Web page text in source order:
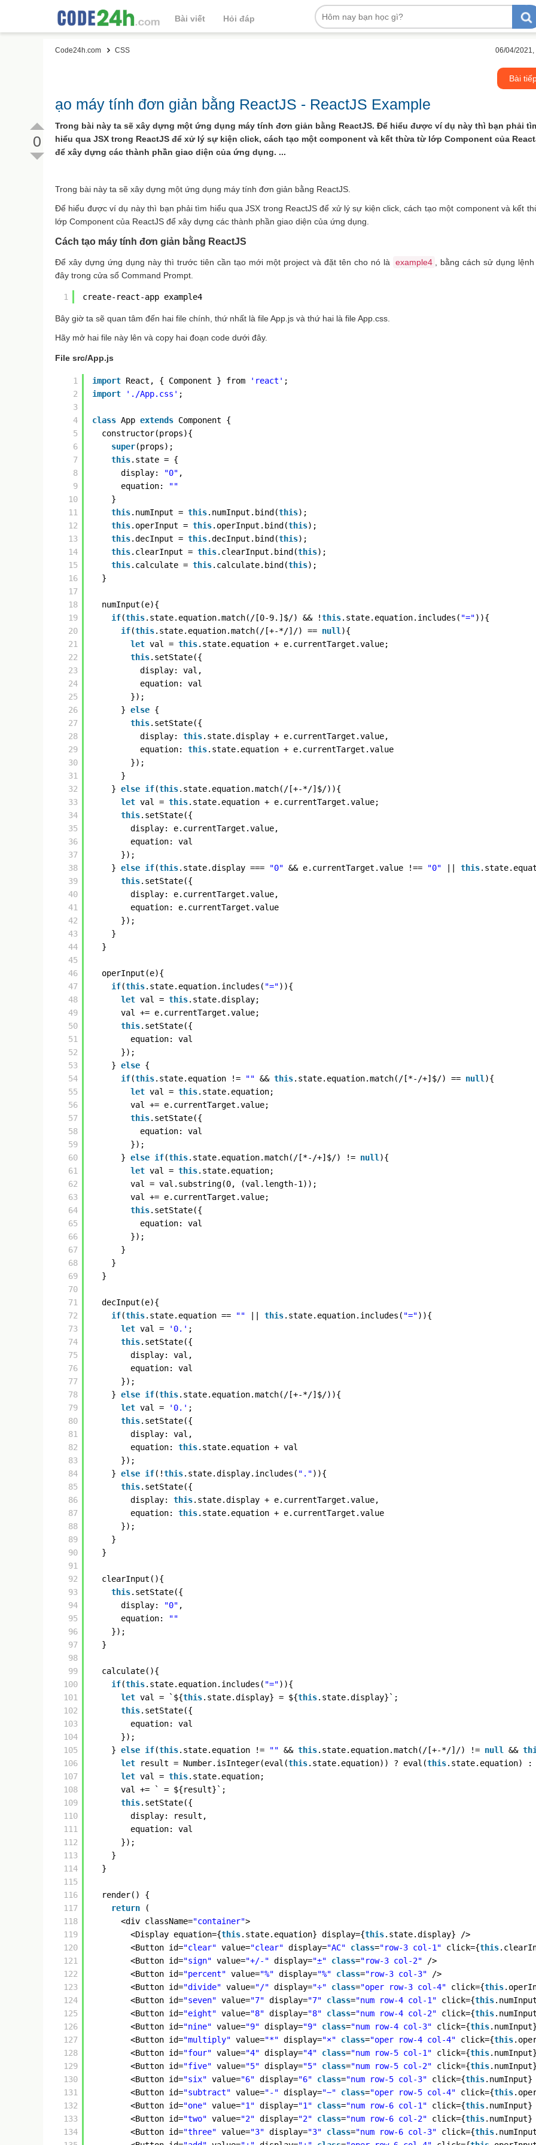
Bài viết Hỏi đáp
Code24h.com CSS 06/04/2021,
Bài
ạo máy tính đơn giản bằng ReactJS - ReactJS Example
Trong bài này ta sẽ xây dựng một ứng dụng máy tính đơn giản bằng ReactJS. Để hiểu được ví dụ này thì bạn phải
hiểu qua JSX trong ReactJS để xử lý sự kiện click, cách tạo một component và kết thừa từ lớp Component của
để xây dựng các thành phần giao diện của ứng dụng. ...
Trong bài này ta sẽ xây dựng một ứng dụng máy tính đơn giản bằng ReactJS.
Để hiểu được ví dụ này thì bạn phải tìm hiểu qua JSX trong ReactJS để xử lý sự kiện click, cách tạo một component và kết
lớp Component của ReactJS để xây dựng các thành phần giao diện của ứng dụng.
Cách tạo máy tính đơn giản bằng ReactJS
Để xây dựng ứng dụng này thì trước tiên cần tạo mới một project và đặt tên cho nó là example4
, bằng cách sử dụng
đây trong cửa sổ Command Prompt.
1 create-react-app example4
Bây giờ ta sẽ quan tâm đến hai file chính, thứ nhất là file App.js và thứ hai là file App.css.
Hãy mở hai file này lên và copy hai đoạn code dưới đây.
File src/App.js
1
2
3
4
5
6
7
8
9
10
11
12
13
14
15
16
17
18
19
20
21
22
23
24
25
26
27
28
29
30
31
32
33
34
35
36
37
38
39
40
41
42
43
44
45
46
47
48
49
50
51
52
53
54
55
56
57
58
59
60
61
62
63
64
65
66
67
68
69
70
71
72
73
74
75
76
77
78
79
80
81
82
83
84
85
86
87
88
89
90
91
92
93
94
95
96
97
98
99
100
101
102
103
104
105
106
107
108
109
110
111
112
113
114
115
116
117
118
119
120
121
122
123
124
125
126
127
128
129
130
131
132
133
134
import React, { Component } from 'react' ;
import
'./App.css' ;
class App extends Component {
constructor(props){
super(props);
this.state = {
display:
"0" ,
equation:
""
}
this.numInput = this.numInput.bind(this);
this.operInput = this.operInput.bind(this);
this.decInput = this.decInput.bind(this);
this.clearInput = this.clearInput.bind(this);
this.calculate = this.calculate.bind(this);
}
numInput(e){
if(this.state.equation.match(/[0-9.]$/) && !this.state.equation.includes( "=")){
if(this.state.equation.match(/[+-*/]/) == null ){
let val = this.state.equation + e.currentTarget.value;
this.setState({
display: val,
equation: val
});
} else {
this.setState({
display: this.state.display + e.currentTarget.value,
equation: this.state.equation + e.currentTarget.value
});
}
} else if(this.state.equation.match(/[+-*/]$/)){
let val = this.state.equation + e.currentTarget.value;
this.setState({
display: e.currentTarget.value,
equation: val
});
} else if(this.state.display === "0" && e.currentTarget.value !== "0" this
this.setState({
display: e.currentTarget.value,
equation: e.currentTarget.value
});
}
}
operInput(e){
if(this.state.equation.includes( "=")){
let val = this.state.display;
val += e.currentTarget.value;
this.setState({
equation: val
});
} else {
if(this.state.equation != "" && this.state.equation.match(/[*-/+]$/) == null ){
let val = this.state.equation;
val += e.currentTarget.value;
this.setState({
equation: val
});
} else if(this.state.equation.match(/[*-/+]$/) != null ){
let val = this.state.equation;
val = val.substring(0, (val.length-1));
val += e.currentTarget.value;
this.setState({
equation: val
});
}
}
}
decInput(e){
if(this.state.equation == "" this.state.equation.includes( "=")){
let val = '0.' ;
this.setState({
display: val,
equation: val
});
} else if(this.state.equation.match(/[+-*/]$/)){
let val = '0.' ;
this.setState({
display: val,
equation: this.state.equation + val
});
} else if(!this.state.display.includes( ".")){
this.setState({
display: this.state.display + e.currentTarget.value,
equation: this.state.equation + e.currentTarget.value
});
}
}
clearInput(){
this.setState({
display:
"0" ,
equation:
""
});
}
calculate(){
if(this.state.equation.includes( "=")){
let val = `${this.state.display} = ${this.state.display}`;
this.setState({
equation: val
});
} else if(this.state.equation != "" && this.state.equation.match(/[+-*/]/) != null &&
let
result = Number.isInteger(eval(this.state.equation)) ? eval(this.state.equation) :
let val = this.state.equation;
val += ` = ${result}`;
this.setState({
display: result,
equation: val
});
}
}
render() {
return
(
<div className="container">
<Display equation={this.state.equation} display={this.state.display} />
<Button id="clear" value="clear" display="AC" class="row-3 col-1" click={this
<Button id="sign" value="+/-" display="±" class="row-3 col-2"
/>
<Button id="percent" value="%" display="%" class="row-3 col-3"
/>
<Button id="divide" value="/" display="÷" class="oper row-3 col-4" click={this
<Button id="seven" value="7" display="7" class="num row-4 col-1" click={this
<Button id="eight" value="8" display="8" class="num row-4 col-2" click={this
<Button id="nine" value="9" display="9" class="num row-4 col-3" click={this
<Button id="multiply" value="*" display="×" class="oper row-4 col-4" click={this
<Button id="four" value="4" display="4" class="num row-5 col-1" click={this
<Button id="five" value="5" display="5" class="num row-5 col-2" click={this
<Button id="six" value="6" display="6" class="num row-5 col-3" click={this
<Button id="subtract" value="-" display="−" class="oper row-5 col-4" click={this
<Button id="one" value="1" display="1" class="num row-6 col-1" click={this
<Button id="two" value="2" display="2" class="num row-6 col-2" click={this
<Button id="three" value="3" display="3" class="num row-6 col-3" click={this
0